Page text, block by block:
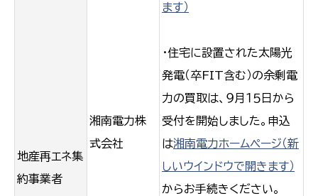
地産再エネ集
約事業者
湘南電力株
式会社
ます）
・住宅に設置された太陽光
発電（卒FIT含む）の余剰電
力の買取は、９月１５日から
受付を開始しました。申込
は湘南電力ホームページ（新
しいウインドウで開きます）
からお手続きください。